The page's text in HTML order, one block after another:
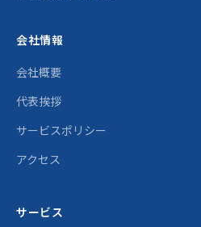
会社情報
会社概要
代表挨拶
サービスポリシー
アクセス
サービス